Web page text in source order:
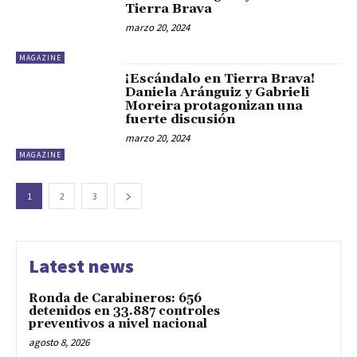
MAGAZINE
Tierra Brava
marzo 20, 2024
MAGAZINE
¡Escándalo en Tierra Brava!
Daniela Aránguiz y Gabrieli
Moreira protagonizan una
fuerte discusión
marzo 20, 2024
1 2 3
Latest news
Ronda de Carabineros: 656
detenidos en 33.887 controles
preventivos a nivel nacional
agosto 8, 2026